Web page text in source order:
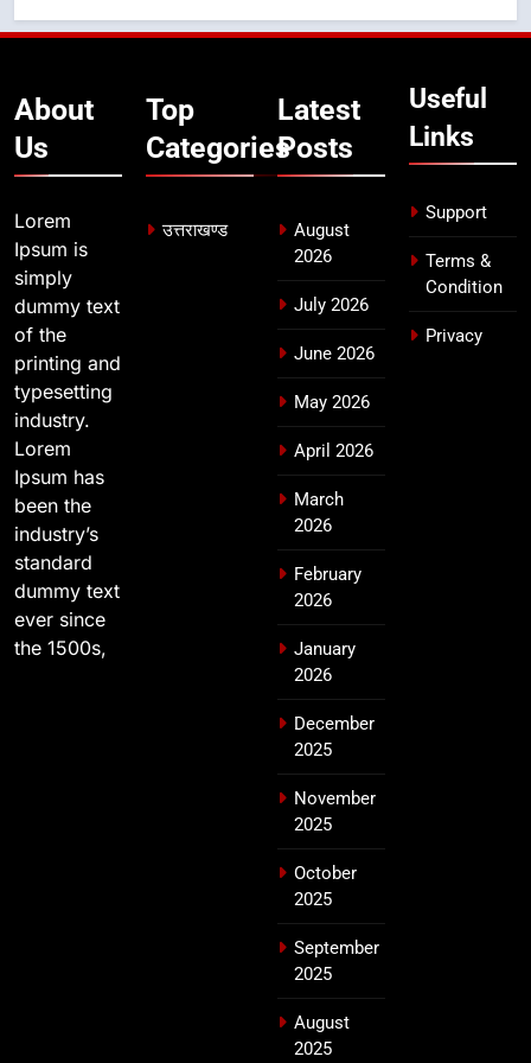
बीच शिवभक्तों के लिए बनाया सुरक्षित
उत्तराखण्ड
8
एसआईआर प्रक्रिया की निगरानी के लिए
प्रदेश कांग्रेस मुख्यालय में कंट्रोल रूम
About
Us
Lorem
Ipsum is
simply
dummy text
of the
printing and
typesetting
industry.
Lorem
Ipsum has
been the
industry’s
standard
dummy text
ever since
the 1500s,
Top
Categories
उत्तराखण्ड
Latest
Posts
August
2026
July 2026
June 2026
May 2026
April 2026
March
2026
February
2026
January
2026
December
2025
November
2025
October
2025
September
2025
August
2025
Useful
Links
Support
Terms &
Condition
Privacy